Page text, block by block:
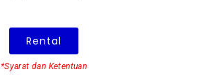
Rental
*Syarat dan Ketentuan